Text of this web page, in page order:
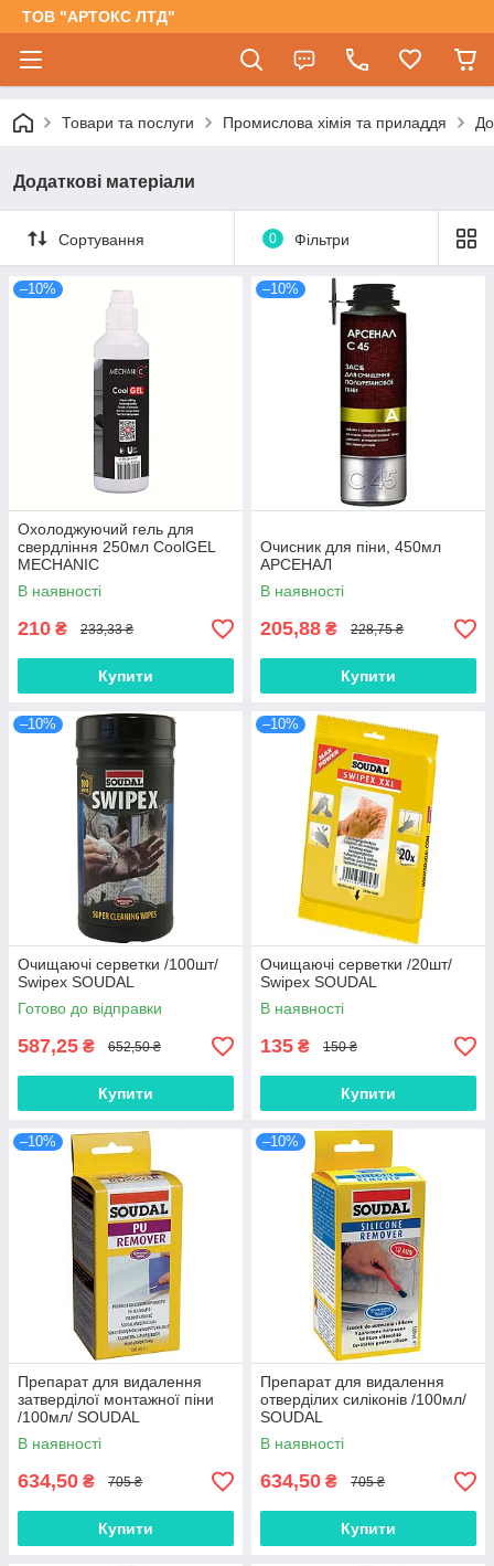
ТОВ "АРТОКС ЛТД"
Товари та послуги Промислова хімія та приладдя
Додаткові матеріали
Сортування 0 Фільтри
–10%
Охолоджуючий гель для
свердління 250мл CoolGEL
MECHANIC
В наявності
210 ₴ 233,33 ₴
Купити
–10%
Очисник для піни, 450мл
АРСЕНАЛ
В наявності
205,88 ₴ 228,75 ₴
Купити
–10%
Очищаючі серветки /100шт/
Swipex SOUDAL
Готово до відправки
587,25 ₴ 652,50 ₴
Купити
–10%
Очищаючі серветки /20шт/
Swipex SOUDAL
В наявності
135 ₴ 150 ₴
Купити
–10%
Препарат для видалення
затверділої монтажної піни
/100мл/ SOUDAL
В наявності
634,50 ₴ 705 ₴
Купити
–10%
Препарат для видалення
отверділих силіконів /100мл/
SOUDAL
В наявності
634,50 ₴ 705 ₴
Купити